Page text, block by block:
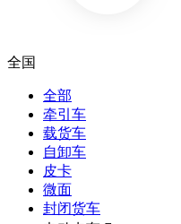
全国
全部
牵引车
载货车
自卸车
皮卡
微面
封闭货车